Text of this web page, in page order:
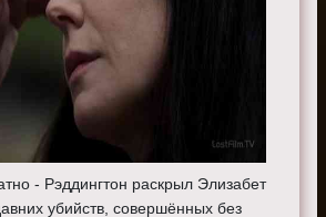
- Рэддингтон раскрыл Элизабет
убийств, совершённых без